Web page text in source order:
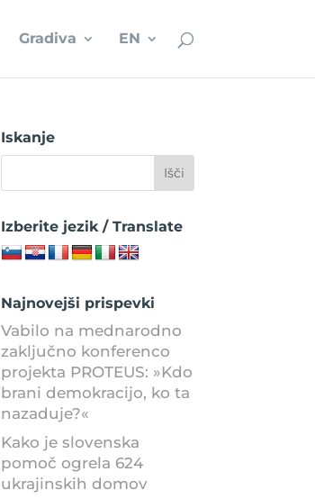
Gradiva EN
Iskanje
Izberite jezik / Translate
Najnovejši prispevki
Vabilo na mednarodno
zaključno konferenco
projekta PROTEUS: »Kdo
brani demokracijo, ko ta
nazaduje?«
Kako je slovenska
pomoč ogrela 624
ukrajinskih domov